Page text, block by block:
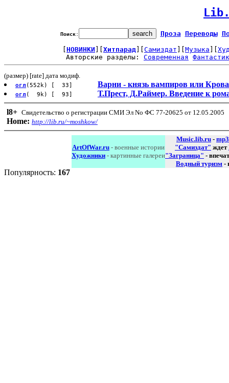
Поиск: Проза Переводы
НОВИНКИ Хитпарад Самиздат Музыка
Авторские разделы: Современная
(размер) [rate] дата модиф.
огл (552k) [ 33] Варни - князь вампиров или
огл ( 9k) [ 93] Т.Прест, Д.Раймер. Введение к
l8+ Свидетельство о регистрации СМИ Эл No ФС 77-20625 от 12.05.2005
Home: http://lib.ru/~moshkow/
ArtOfWar.ru - военные истории
Художники - картинные галереи
Music.lib.ru - mp3
"Самиздат" ждет
"Заграница" -
Водный туризм -
Популярность: 167